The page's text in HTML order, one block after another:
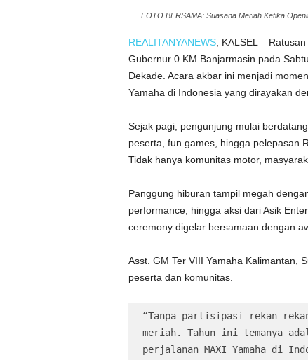
FOTO BERSAMA: Suasana Meriah Ketika
REALITANYANEWS, KALSEL –
Gubernur 0 KM Banjarmasin pada
Dekade. Acara akbar ini menjadi
Yamaha di Indonesia yang dirayakan
Sejak pagi, pengunjung mulai
peserta, fun games, hingga pelepasan
Tidak hanya komunitas motor,
Panggung hiburan tampil megah
performance, hingga aksi dari Asik
ceremony digelar bersamaan dengan
Asst. GM Ter VIII Yamaha Kalimantan,
peserta dan komunitas.
“Tanpa partisipasi rekan-
meriah. Tahun ini temanya
perjalanan MAXI Yamaha di